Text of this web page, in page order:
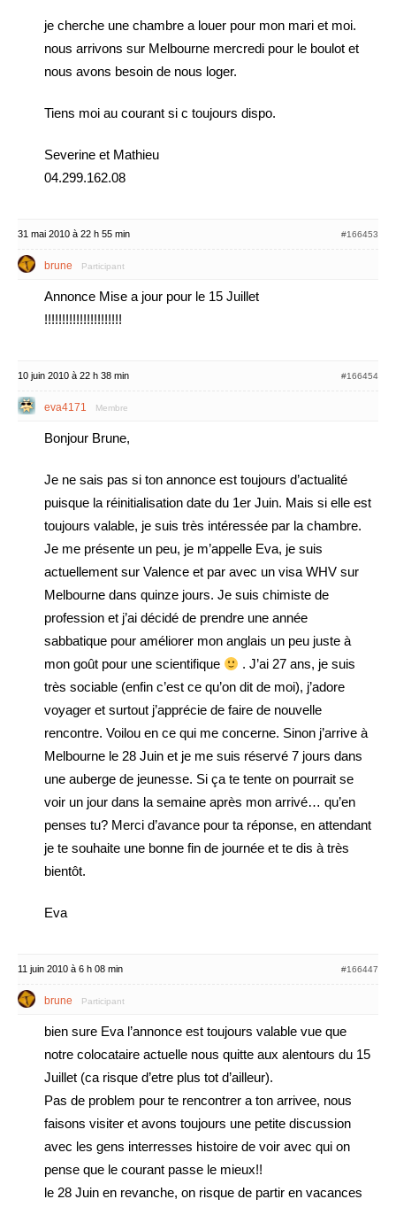
je cherche une chambre a louer pour mon mari et moi.
nous arrivons sur Melbourne mercredi pour le boulot et
nous avons besoin de nous loger.
Tiens moi au courant si c toujours dispo.
Severine et Mathieu
04.299.162.08
31 mai 2010 à 22 h 55 min #166453
brune Participant
Annonce Mise a jour pour le 15 Juillet
!!!!!!!!!!!!!!!!!!!!!!
10 juin 2010 à 22 h 38 min #166454
eva4171 Membre
Bonjour Brune,
Je ne sais pas si ton annonce est toujours d’actualité
puisque la réinitialisation date du 1er Juin. Mais si elle est
toujours valable, je suis très intéressée par la chambre.
Je me présente un peu, je m’appelle Eva, je suis
actuellement sur Valence et par avec un visa WHV sur
Melbourne dans quinze jours. Je suis chimiste de
profession et j’ai décidé de prendre une année
sabbatique pour améliorer mon anglais un peu juste à
mon goût pour une scientifique
. J’ai 27 ans, je suis
très sociable (enfin c’est ce qu’on dit de moi), j’adore
voyager et surtout j’apprécie de faire de nouvelle
rencontre. Voilou en ce qui me concerne. Sinon j’arrive à
Melbourne le 28 Juin et je me suis réservé 7 jours dans
une auberge de jeunesse. Si ça te tente on pourrait se
voir un jour dans la semaine après mon arrivé… qu’en
penses tu? Merci d’avance pour ta réponse, en attendant
je te souhaite une bonne fin de journée et te dis à très
bientôt.
Eva
11 juin 2010 à 6 h 08 min #166447
brune Participant
bien sure Eva l’annonce est toujours valable vue que
notre colocataire actuelle nous quitte aux alentours du 15
Juillet (ca risque d’etre plus tot d’ailleur).
Pas de problem pour te rencontrer a ton arrivee, nous
faisons visiter et avons toujours une petite discussion
avec les gens interresses histoire de voir avec qui on
pense que le courant passe le mieux!!
le 28 Juin en revanche, on risque de partir en vacances